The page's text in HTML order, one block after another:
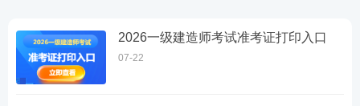
2026一级建造师考试准考证打印入口
07-22